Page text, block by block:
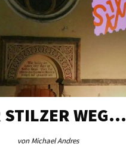
STILZER WEG…
von Michael Andres